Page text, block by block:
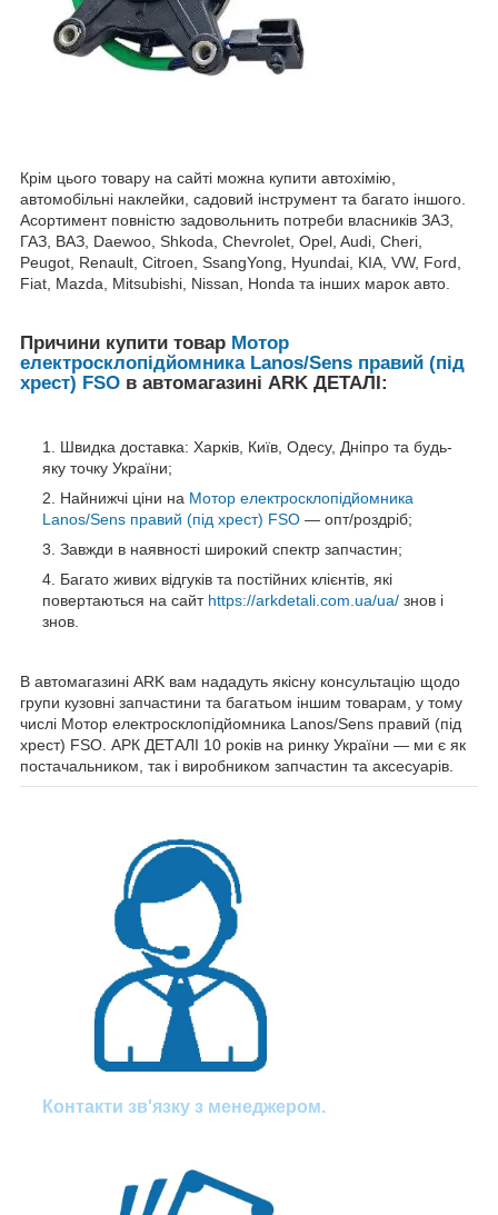
Крім цього товару на сайті можна купити автохімію,
автомобільні наклейки, садовий інструмент та багато іншого.
Асортимент повністю задовольнить потреби власників ЗАЗ,
ГАЗ, ВАЗ, Daewoo, Shkoda, Chevrolet, Opel, Audi, Cheri,
Peugot, Renault, Citroen, SsangYong, Hyundai, KIA, VW, Ford,
Fiat, Mazda, Mitsubishi, Nissan, Honda та інших марок авто.
Причини купити товар Мотор
електросклопідйомника Lanos/Sens правий (під
хрест) FSO в автомагазині ARK ДЕТАЛІ:
Швидка доставка: Харків, Київ, Одесу, Дніпро та будь-
яку точку України;
Найнижчі ціни на Мотор електросклопідйомника
Lanos/Sens правий (під хрест) FSO — опт/роздріб;
Завжди в наявності широкий спектр запчастин;
Багато живих відгуків та постійних клієнтів, які
повертаються на сайт https://arkdetali.com.ua/ua/ знов і
знов.
В автомагазині ARK вам нададуть якісну консультацію щодо
групи кузовні запчастини та багатьом іншим товарам, у тому
числі Мотор електросклопідйомника Lanos/Sens правий (під
хрест) FSO. АРК ДЕТАЛІ 10 років на ринку України — ми є як
постачальником, так і виробником запчастин та аксесуарів.
Контакти зв'язку з менеджером.